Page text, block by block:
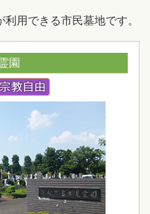
用できる市民墓地です。
園